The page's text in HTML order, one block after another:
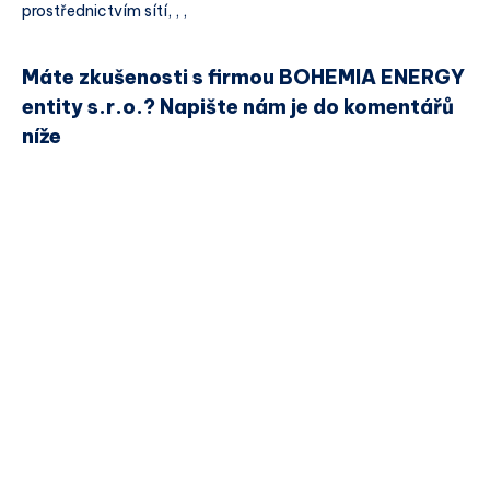
prostřednictvím sítí, , ,
Máte zkušenosti s firmou BOHEMIA ENERGY
entity s.r.o.? Napište nám je do komentářů
níže